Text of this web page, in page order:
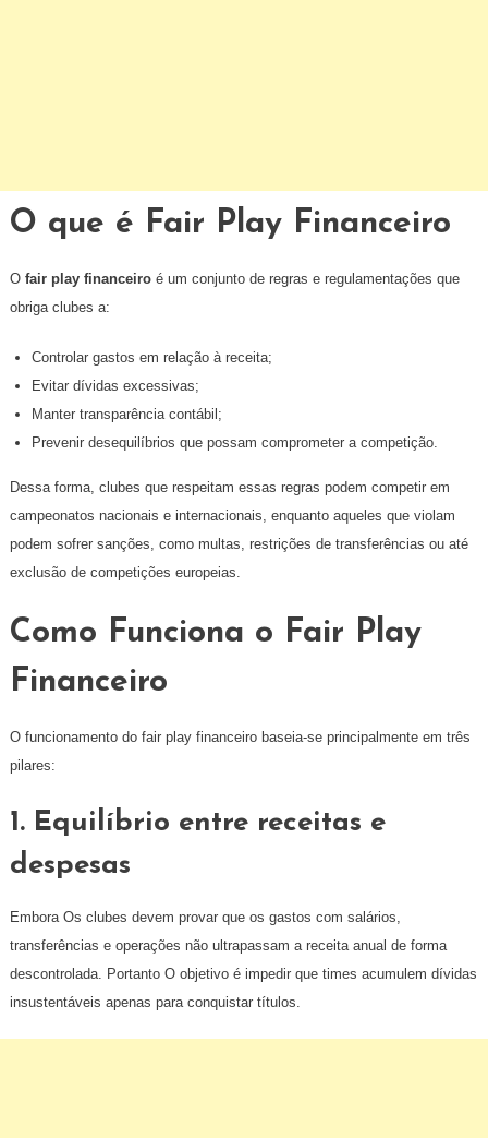
O que é Fair Play Financeiro
O fair play financeiroé um conjunto de regras e regulamentações que
obriga clubes a:
Controlar gastos em relação à receita;
Evitar dívidas excessivas;
Manter transparência contábil;
Prevenir desequilíbrios que possam comprometer a competição.
Dessa forma, clubes que respeitam essas regras podem competir em
campeonatos nacionais e internacionais, enquanto aqueles que violam
podem sofrer sanções, como multas, restrições de transferências ou até
exclusão de competições europeias.
Como Funciona o Fair Play
Financeiro
O funcionamento do fair play financeiro baseia-se principalmente em três
pilares:
1. Equilíbrio entre receitas e
despesas
Embora Os clubes devem provar que os gastos com salários,
transferências e operações não ultrapassam a receita anual de forma
descontrolada. Portanto O objetivo é impedir que times acumulem dívidas
insustentáveis apenas para conquistar títulos.